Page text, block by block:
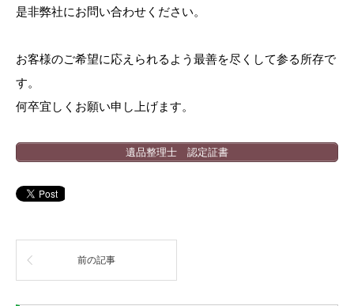
是非弊社にお問い合わせください。
お客様のご希望に応えられるよう最善を尽くして参る所存で
す。
何卒宜しくお願い申し上げます。
遺品整理士 認定証書
前の記事